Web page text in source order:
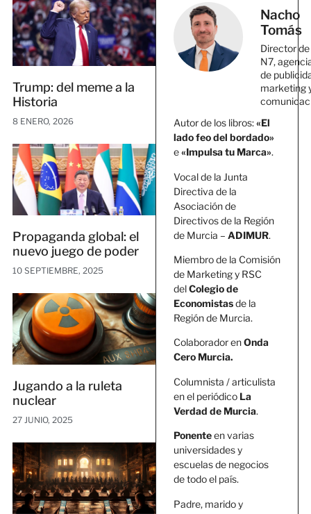
Trump: del meme a la
Historia
8 ENERO, 2026
Propaganda global: el
nuevo juego de poder
10 SEPTIEMBRE, 2025
Jugando a la ruleta
nuclear
27 JUNIO, 2025
Nacho
Tomás
Director de
N7,
de
marketing
Autor de los libros:«El
lado feo del bordado»
e«Impulsa tu Marca».
Vocal de la Junta
Directiva de la
Asociación de
Directivos de la Región
de Murcia – ADIMUR.
Miembro de la Comisión
de Marketing y RSC
delColegio de
Economistasde la
Región de Murcia.
Colaborador enOnda
Cero Murcia.
Columnista / articulista
en el periódico La
Verdad de Murcia.
Ponenteen varias
universidades y
escuelas de negocios
de todo el país.
Padre, marido y